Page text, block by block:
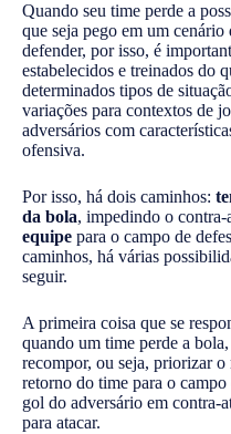
Quando seu time perde a
que seja pego em um cenário
defender, por isso, é
estabelecidos e treinados do
determinados tipos de
variações para contextos de
adversários com
ofensiva.
Por isso, há dois caminhos:
da bola, impedindo o contra-
equipe para o campo de
caminhos, há várias
seguir.
A primeira coisa que se
quando um time perde a
recompor, ou seja, priorizar
retorno do time para o
gol do adversário em contra-
para atacar.